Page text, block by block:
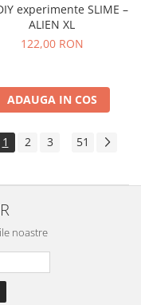
experimente SLIME –
ALIEN XL
122,00 RON
ADAUGA IN COS
1 2 3 51
noastre